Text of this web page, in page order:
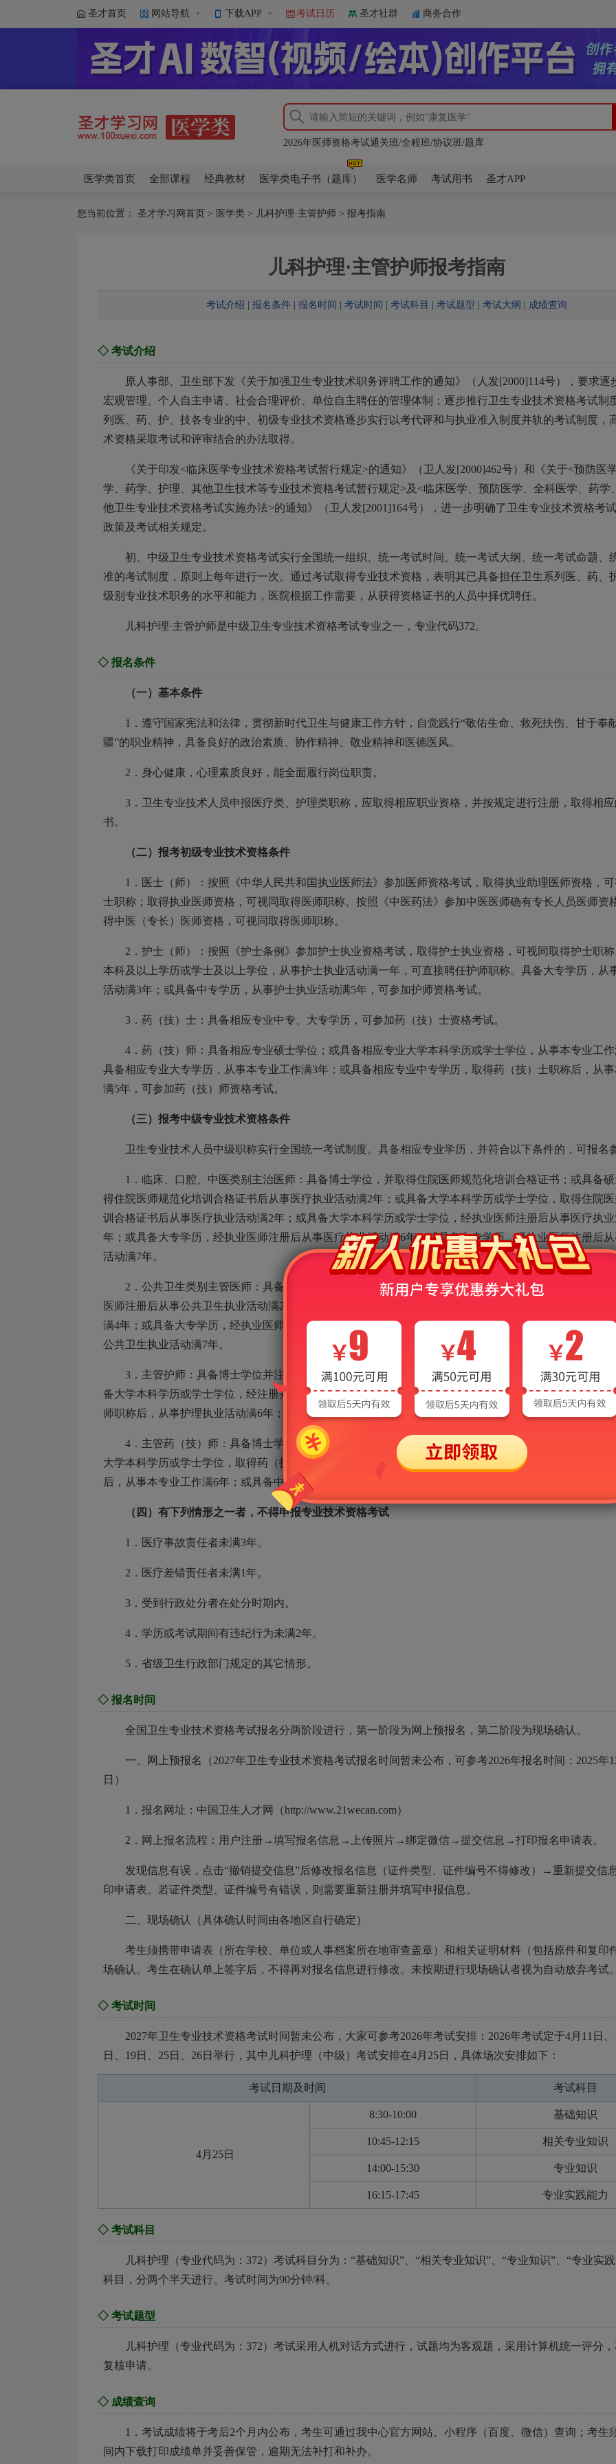
圣才首页 网站导航 下载APP 考试日历 圣才社群 商务合作
2027年康复医学治疗技术（士/师/中级）精讲/题库/冲刺卷/全套资料
2027年高级卫生资格考试通关班/全程班/协议班/题库
2026年医师资格考试通关班/全程班/协议班/题库
2027年康复医学治疗技术（士/师/中级）精讲/题库/冲刺卷/全套资料
医学类首页 全部课程 经典教材 医学类电子书（题库） 医学名师 考试用书 圣才APP
您当前位置： 圣才学习网首页 > 医学类 > 儿科护理·主管护师 > 报考指南
儿科护理·主管护师报考指南
考试介绍 报名条件| 报名时间 考试时间 考试科目 考试题型 考试大纲 成绩查询
◇ 考试介绍
原人事部、卫生部下发《关于加强卫生专业技术职务评聘工作的通知》（人发[2000]114号），要求逐
宏观管理、个人自主申请、社会合理评价、单位自主聘任的管理体制；逐步推行卫生专业技术资格考试制
列医、药、护、技各专业的中、初级专业技术资格逐步实行以考代评和与执业准入制度并轨的考试制度，
术资格采取考试和评审结合的办法取得。
《关于印发<临床医学专业技术资格考试暂行规定>的通知》（卫人发[2000]462号）和《关于<预防医
学、药学、护理、其他卫生技术等专业技术资格考试暂行规定>及<临床医学、预防医学、全科医学、药学
他卫生专业技术资格考试实施办法>的通知》（卫人发[2001]164号），进一步明确了卫生专业技术资格考
政策及考试相关规定。
初、中级卫生专业技术资格考试实行全国统一组织、统一考试时间、统一考试大纲、统一考试命题、
准的考试制度，原则上每年进行一次。通过考试取得专业技术资格，表明其已具备担任卫生系列医、药、
级别专业技术职务的水平和能力，医院根据工作需要，从获得资格证书的人员中择优聘任。
儿科护理·主管护师是中级卫生专业技术资格考试专业之一，专业代码372。
◇ 报名条件
（一）基本条件
1．遵守国家宪法和法律，贯彻新时代卫生与健康工作方针，自觉践行“敬佑生命、救死扶伤、甘于奉
疆”的职业精神，具备良好的政治素质、协作精神、敬业精神和医德医风。
2．身心健康，心理素质良好，能全面履行岗位职责。
3．卫生专业技术人员申报医疗类、护理类职称，应取得相应职业资格，并按规定进行注册，取得相
书。
（二）报考初级专业技术资格条件
1．医士（师）：按照《中华人民共和国执业医师法》参加医师资格考试，取得执业助理医师资格，
士职称；取得执业医师资格，可视同取得医师职称。按照《中医药法》参加中医医师确有专长人员医师资
得中医（专长）医师资格，可视同取得医师职称。
2．护士（师）：按照《护士条例》参加护士执业资格考试，取得护士执业资格，可视同取得护士职
本科及以上学历或学士及以上学位，从事护士执业活动满一年，可直接聘任护师职称。具备大专学历，从
活动满3年；或具备中专学历，从事护士执业活动满5年，可参加护师资格考试。
3．药（技）士：具备相应专业中专、大专学历，可参加药（技）士资格考试。
4．药（技）师：具备相应专业硕士学位；或具备相应专业大学本科学历或学士学位，从事本专业工
具备相应专业大专学历，从事本专业工作满3年；或具备相应专业中专学历，取得药（技）士职称后，从
满5年，可参加药（技）师资格考试。
（三）报考中级专业技术资格条件
卫生专业技术人员中级职称实行全国统一考试制度。具备相应专业学历，并符合以下条件的，可报名
1．临床、口腔、中医类别主治医师：具备博士学位，并取得住院医师规范化培训合格证书；或具备
得住院医师规范化培训合格证书后从事医疗执业活动满2年；或具备大学本科学历或学士学位，取得住院
训合格证书后从事医疗执业活动满2年；或具备大学本科学历或学士学位，经执业医师注册后从事医疗执
年；或具备大专学历，经执业医师注册后从事医疗执业活动满6年；或具备中专学历，经执业医师注册后
活动满7年。
2．公共卫生类别主管医师：具备博士学位并经执业医师注册后从事公共卫生执业活动；或具备硕士
医师注册后从事公共卫生执业活动满2年；或具备大学本科学历或学士学位，经执业医师注册后从事公共
满4年；或具备大专学历，经执业医师注册后从事公共卫生执业活动满6年；或具备中专学历，经执业医师
公共卫生执业活动满7年。
3．主管护师：具备博士学位并注册从事护理执业活动；或具备硕士学位经注册后从事护理执业活动
备大学本科学历或学士学位，经注册并取得护师职称后，从事护理执业活动满4年；或具备大专学历，经
师职称后，从事护理执业活动满6年；或具备中专学历，经注册并取得护师职称后，从事护理执业活动满7
4．主管药（技）师：具备博士学位；或具备硕士学位，取得药（技）师职称后，从事本专业工作满2
大学本科学历或学士学位，取得药（技）师职称后，从事本专业工作满4年；或具备大专学历，取得药（
后，从事本专业工作满6年；或具备中专学历，取得药（技）师职称后，从事本专业工作满7年。
（四）有下列情形之一者，不得申报专业技术资格考试
1．医疗事故责任者未满3年。
2．医疗差错责任者未满1年。
3．受到行政处分者在处分时期内。
4．学历或考试期间有违纪行为未满2年。
5．省级卫生行政部门规定的其它情形。
◇ 报名时间
全国卫生专业技术资格考试报名分两阶段进行，第一阶段为网上预报名，第二阶段为现场确认。
一、网上预报名（2027年卫生专业技术资格考试报名时间暂未公布，可参考2026年报名时间：2025年
日）
1．报名网址：中国卫生人才网（http://www.21wecan.com）
2．网上报名流程：用户注册→填写报名信息→上传照片→绑定微信→提交信息→打印报名申请表。
发现信息有误，点击“撤销提交信息”后修改报名信息（证件类型、证件编号不得修改）→重新提交信
印申请表。若证件类型、证件编号有错误，则需要重新注册并填写申报信息。
二、现场确认（具体确认时间由各地区自行确定）
考生须携带申请表（所在学校、单位或人事档案所在地审查盖章）和相关证明材料（包括原件和复印
场确认。考生在确认单上签字后，不得再对报名信息进行修改。未按期进行现场确认者视为自动放弃考试。
◇ 考试时间
2027年卫生专业技术资格考试时间暂未公布，大家可参考2026年考试安排：2026年考试定于4月11日
日、19日、25日、26日举行，其中儿科护理（中级）考试安排在4月25日，具体场次安排如下：
考试日期及时间 考试科目
4月25日
8:30-10:00 基础知识
10:45-12:15 相关专业知识
14:00-15:30 专业知识
16:15-17:45 专业实践能力
◇ 考试科目
儿科护理（专业代码为：372）考试科目分为：“基础知识”、“相关专业知识”、“专业知识”、“专业实
科目，分两个半天进行。考试时间为90分钟/科。
◇ 考试题型
儿科护理（专业代码为：372）考试采用人机对话方式进行，试题均为客观题，采用计算机统一评分
复核申请。
◇ 成绩查询
1．考试成绩将于考后2个月内公布，考生可通过我中心官方网站、小程序（百度、微信）查询；考生
间内下载打印成绩单并妥善保管，逾期无法补打和补办。